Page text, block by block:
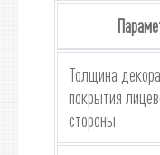
Толщина
покрытия
стороны